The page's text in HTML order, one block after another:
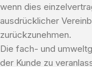
wenn dies
ausdrücklicher
zurückzunehmen.
Die fach- und
der Kunde zu